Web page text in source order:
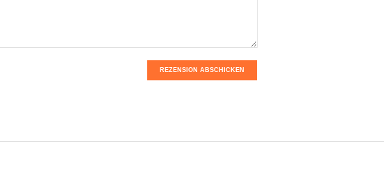
REZENSION ABSCHICKEN